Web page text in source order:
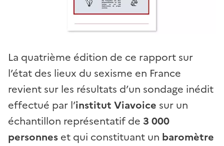
La quatrième édition de ce rapport sur
l’état des lieux du sexisme en France
revient sur les résultats d’un sondage inédit
effectué par l’institut Viavoice sur un
échantillon représentatif de 3 000
personnes et qui constituant un baromètre